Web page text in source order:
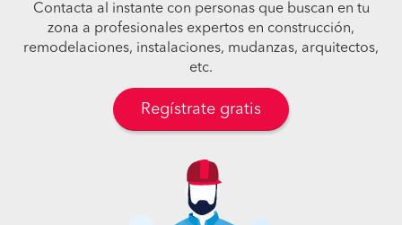
Contacta al instante con personas que buscan en tu
zona a profesionales expertos en construcción,
remodelaciones, instalaciones, mudanzas, arquitectos,
etc.
Regístrate gratis